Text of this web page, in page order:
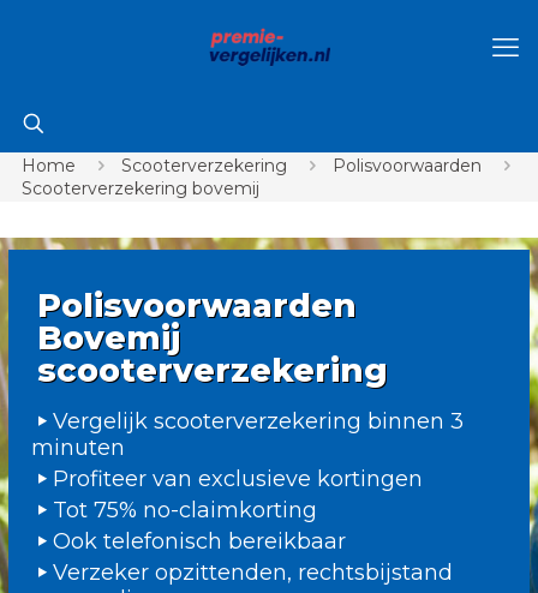
Home Scooterverzekering
Polisvoorwaarden
Scooterverzekering bovemij
Polisvoorwaarden
Bovemij
scooterverzekering
Vergelijk scooterverzekering binnen 3
minuten
Profiteer van exclusieve kortingen
Tot 75% no-claimkorting
Ook telefonisch bereikbaar
Verzeker opzittenden, rechtsbijstand